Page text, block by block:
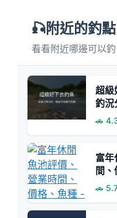
🎣附近的釣點
看看附近哪邊可以
超級
釣況
🚗
富年
間、
手
🚗